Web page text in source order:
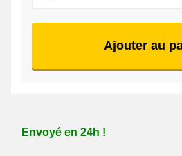
Ajouter au
Envoyé en 24h !